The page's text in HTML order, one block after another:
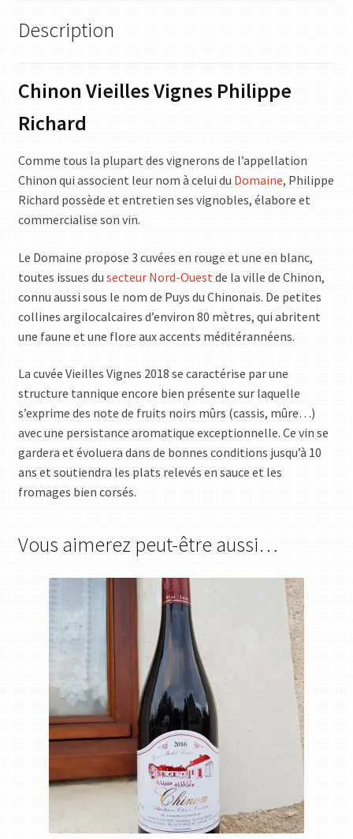
Description
Chinon Vieilles Vignes Philippe
Richard
Comme tous la plupart des vignerons de l’appellation
Chinon qui associent leur nom à celui du Domaine, Philippe
Richard possède et entretien ses vignobles, élabore et
commercialise son vin.
Le Domaine propose 3 cuvées en rouge et une en blanc,
toutes issues du secteur Nord-Ouest de la ville de Chinon,
connu aussi sous le nom de Puys du Chinonais. De petites
collines argilocalcaires d’environ 80 mètres, qui abritent
une faune et une flore aux accents méditérannéens.
La cuvée Vieilles Vignes 2018 se caractérise par une
structure tannique encore bien présente sur laquelle
s’exprime des note de fruits noirs mûrs (cassis, mûre…)
avec une persistance aromatique exceptionnelle. Ce vin se
gardera et évoluera dans de bonnes conditions jusqu’à 10
ans et soutiendra les plats relevés en sauce et les
fromages bien corsés.
Vous aimerez peut-être aussi…